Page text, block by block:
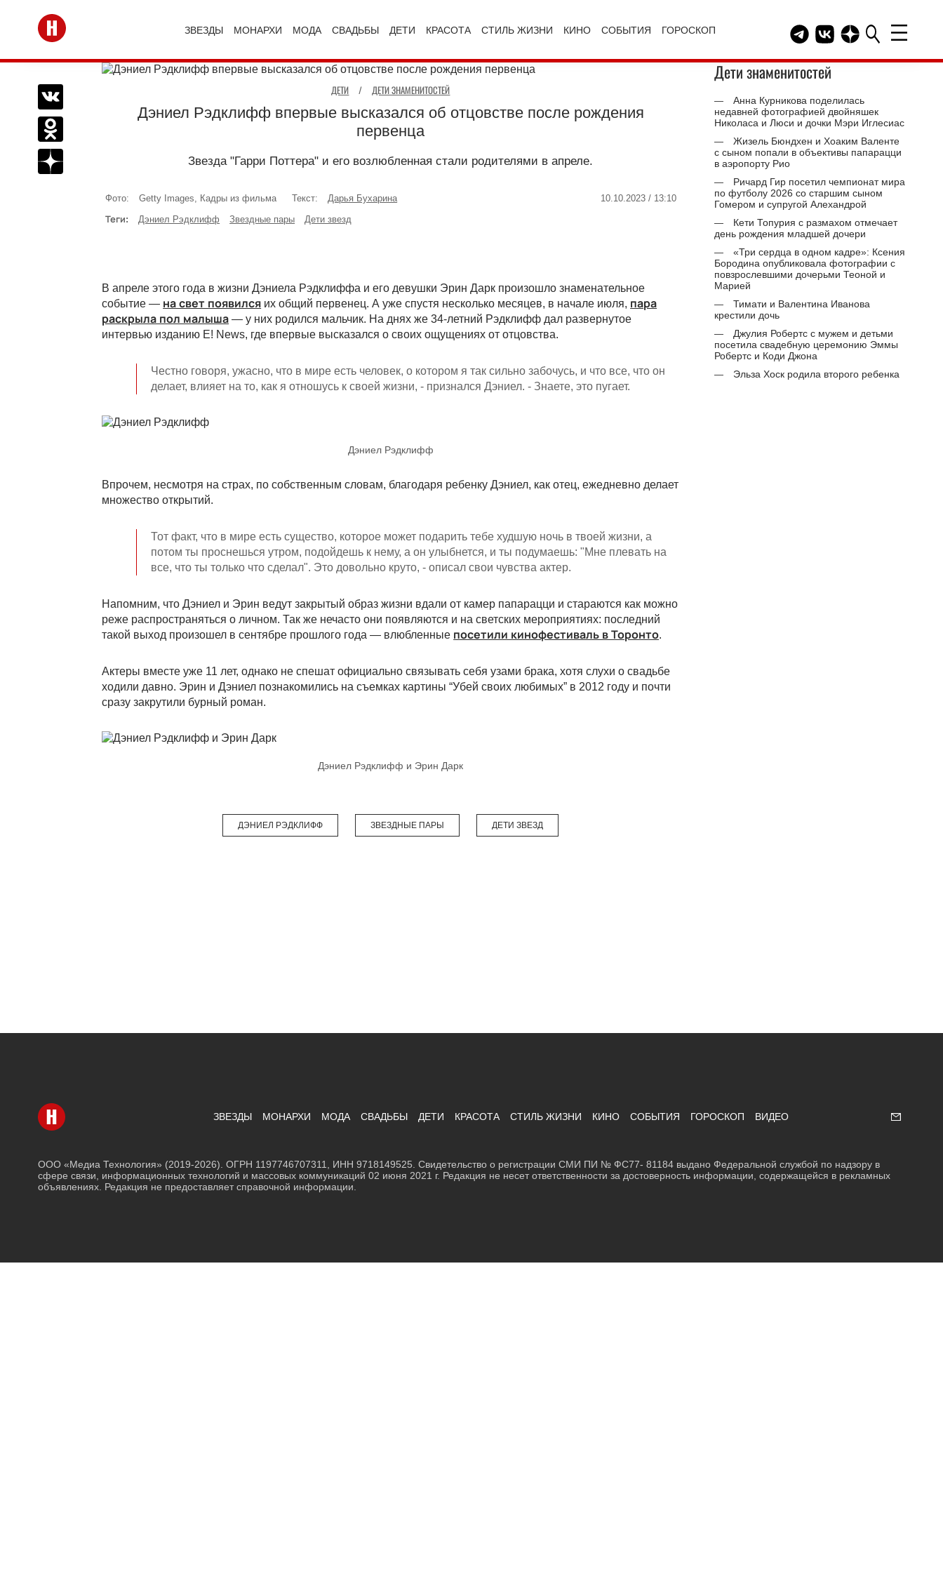
Перейти на главную
ЗВЕЗДЫ МОНАРХИ МОДА СВАДЬБЫ ДЕТИ КРАСОТА СТИЛЬ ЖИЗНИ КИНО СОБЫТИЯ ГОРОСКОП Telegram канал HELLO
Группа HELLO
Канал HELLO в
Поделиться Вконтакте
Поделиться в Одноклассниках
Подписаться на нас в Дзен
ДЕТИ / ДЕТИ ЗНАМЕНИТОСТЕЙ
Дэниел Рэдклифф впервые высказался об отцовстве после рождения
первенца
Звезда "Гарри Поттера" и его возлюбленная стали родителями в апреле.
Фото: Getty Images, Кадры из фильма Текст: Дарья Бухарина
10.10.2023 / 13:10
Теги:
Дэниел Рэдклифф Звездные пары Дети звезд
В апреле этого года в жизни Дэниела Рэдклиффа и его девушки Эрин Дарк произошло знаменательное
событие — на свет появился их общий первенец. А уже спустя несколько месяцев, в начале июля, пара
раскрыла пол малыша — у них родился мальчик. На днях же 34-летний Рэдклифф дал развернутое
интервью изданию E! News, где впервые высказался о своих ощущениях от отцовства.
Честно говоря, ужасно, что в мире есть человек, о котором я так сильно забочусь, и что все, что он
делает, влияет на то, как я отношусь к своей жизни, - признался Дэниел. - Знаете, это пугает.
Дэниел Рэдклифф
Впрочем, несмотря на страх, по собственным словам, благодаря ребенку Дэниел, как отец, ежедневно делает
множество открытий.
Тот факт, что в мире есть существо, которое может подарить тебе худшую ночь в твоей жизни, а
потом ты проснешься утром, подойдешь к нему, а он улыбнется, и ты подумаешь: "Мне плевать на
все, что ты только что сделал". Это довольно круто, - описал свои чувства актер.
Напомним, что Дэниел и Эрин ведут закрытый образ жизни вдали от камер папарацци и стараются как можно
реже распространяться о личном. Так же нечасто они появляются и на светских мероприятиях: последний
такой выход произошел в сентябре прошлого года — влюбленные посетили кинофестиваль в Торонто.
Актеры вместе уже 11 лет, однако не спешат официально связывать себя узами брака, хотя слухи о свадьбе
ходили давно. Эрин и Дэниел познакомились на съемках картины “Убей своих любимых” в 2012 году и почти
сразу закрутили бурный роман.
Дэниел Рэдклифф и Эрин Дарк
ДЭНИЕЛ РЭДКЛИФФ ЗВЕЗДНЫЕ ПАРЫ ДЕТИ ЗВЕЗД
Дети знаменитостей
Анна Курникова поделилась
недавней фотографией двойняшек
Николаса и Люси и дочки Мэри Иглесиас
Жизель Бюндхен и Хоаким Валенте
с сыном попали в объективы папарацци
в аэропорту Рио
Ричард Гир посетил чемпионат мира
по футболу 2026 со старшим сыном
Гомером и супругой Алехандрой
Кети Топурия с размахом отмечает
день рождения младшей дочери
«Три сердца в одном кадре»: Ксения
Бородина опубликовала фотографии с
повзрослевшими дочерьми Теоной и
Марией
Тимати и Валентина Иванова
крестили дочь
Джулия Робертс с мужем и детьми
посетила свадебную церемонию Эммы
Робертс и Коди Джона
Эльза Хоск родила второго ребенка
Перейти на главную
ЗВЕЗДЫ МОНАРХИ МОДА СВАДЬБЫ ДЕТИ КРАСОТА СТИЛЬ ЖИЗНИ КИНО СОБЫТИЯ ГОРОСКОП ВИДЕО
ООО «Медиа Технология» (2019-2026). ОГРН 1197746707311, ИНН 9718149525. Свидетельство о регистрации СМИ ПИ № ФС77- 81184 выдано Федеральной службой по надзору в
сфере связи, информационных технологий и массовых коммуникаций 02 июня 2021 г. Редакция не несет ответственности за достоверность информации, содержащейся в рекламных
объявлениях. Редакция не предоставляет справочной информации.